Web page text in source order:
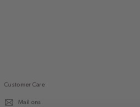
Customer Care
Mail ons